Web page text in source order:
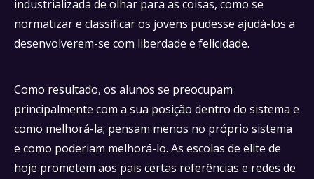
industrializada de olhar para as coisas, como se
normatizar e classificar os jovens pudesse ajudá-los a
desenvolverem-se com liberdade e felicidade.
Como resultado, os alunos se preocupam
principalmente com a sua posição dentro do sistema e
como melhorá-la; pensam menos no próprio sistema
e como poderiam melhorá-lo. As escolas de elite de
hoje prometem aos pais certas referências e redes de